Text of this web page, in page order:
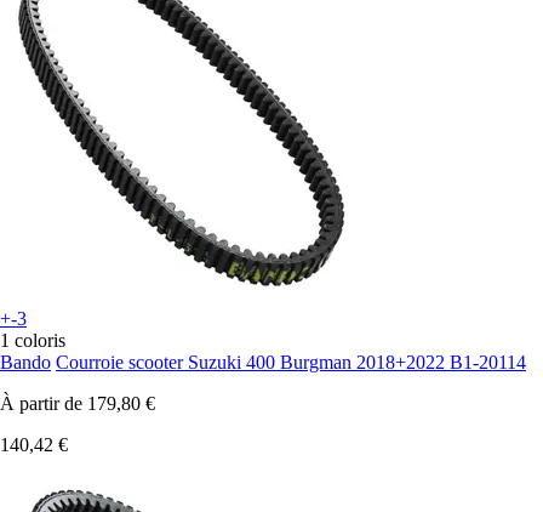
+-3
1 coloris
Bando Courroie scooter Suzuki 400 Burgman 2018+2022 B1-20114
À partir de 179,80 €
140,42 €